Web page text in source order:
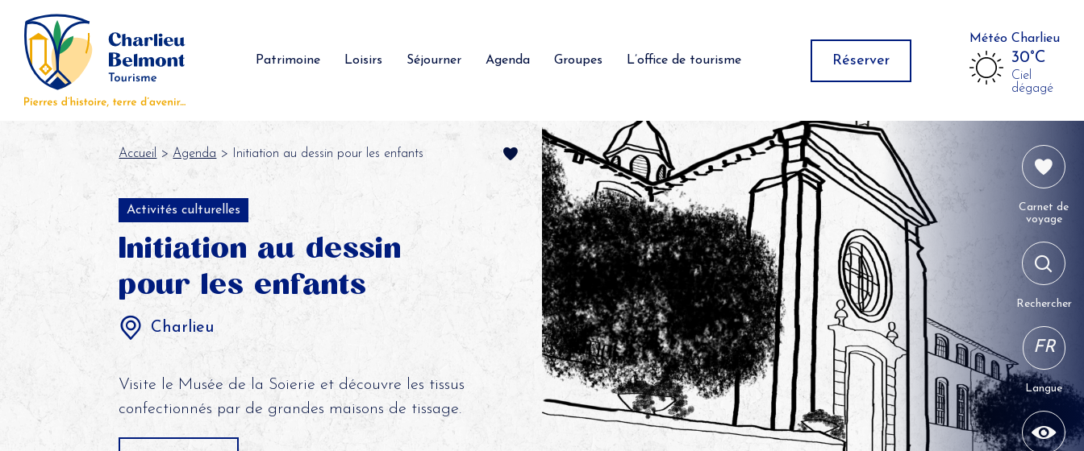
Patrimoine Loisirs Séjourner Agenda Groupes L’office de tourisme Réserver
Météo Charlieu
30°C
Ciel
dégagé
Carnet de
voyage
Rechercher
FR
Langue
Accueil > Agenda > Initiation au dessin pour les enfants
Activités culturelles
Initiation au dessin
pour les enfants
Charlieu
Visite le Musée de la Soierie et découvre les tissus
confectionnés par de grandes maisons de tissage.
Panneau de gestion des cookies